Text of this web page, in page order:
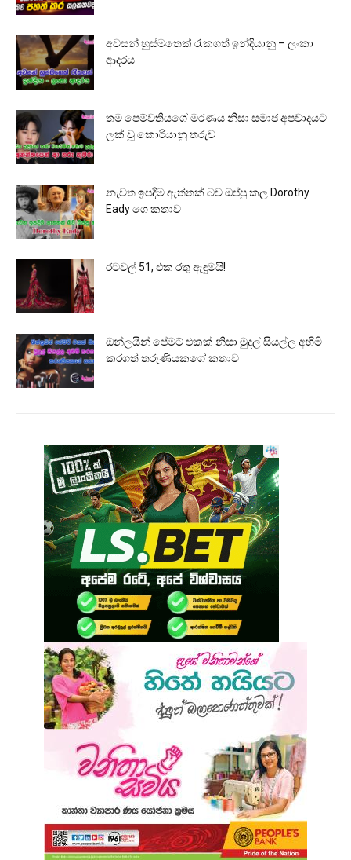
අවසන් හුස්මතෙක් රැකගත් ඉන්දියානු – ලංකා
ආදරය
තම පෙම්වතියගේ මරණය නිසා සමාජ අපවාදයට
ලක් වූ කොරියානු තරුව
නැවත ඉපදීම ඇත්තක් බව ඔප්පු කල Dorothy
Eady ගෙ කතාව
රටවල් 51, එක රතු ඇඳුමයි!
ඔන්ලයින් පේමට් එකක් නිසා මුදල් සියල්ල අහිමි
කරගත් තරුණියකගේ කතාව